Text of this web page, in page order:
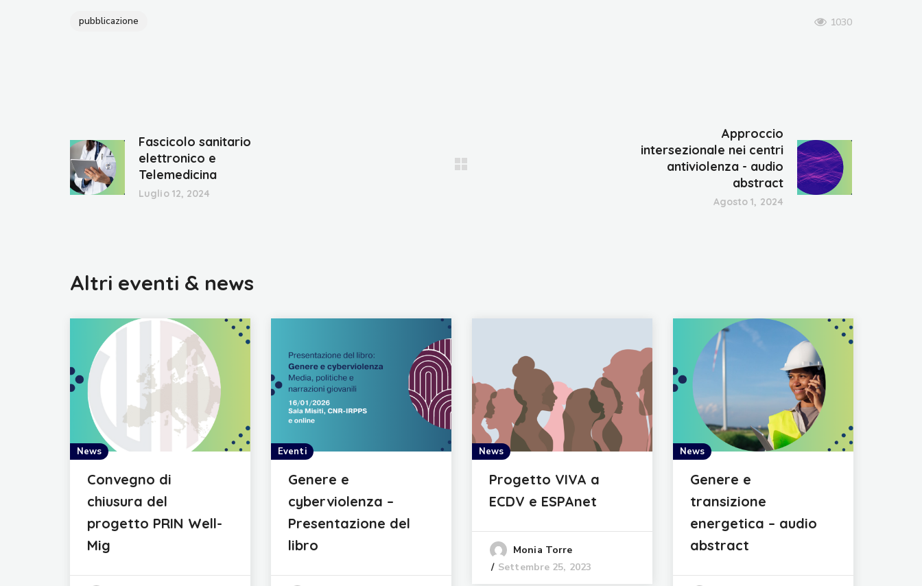
pubblicazione 1030
Fascicolo sanitario
elettronico e
Telemedicina
Luglio 12, 2024
Approccio
intersezionale nei centri
antiviolenza - audio
abstract
Agosto 1, 2024
Altri eventi & news
News
Convegno di
chiusura del
progetto PRIN Well-
Mig
Eventi
Genere e
cyberviolenza –
Presentazione del
libro
News
Progetto VIVA a
ECDV e ESPAnet
Monia Torre
Settembre 25, 2023
News
Genere e
transizione
energetica – audio
abstract